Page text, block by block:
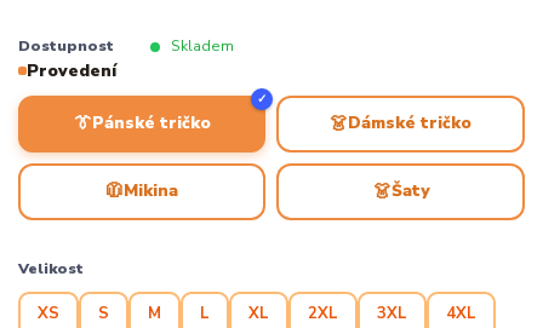
Dostupnost Skladem
Provedení
👔Pánské tričko
✓
👗Dámské tričko
🧥Mikina 👗Šaty
Velikost
XS S M L XL 2XL 3XL 4XL